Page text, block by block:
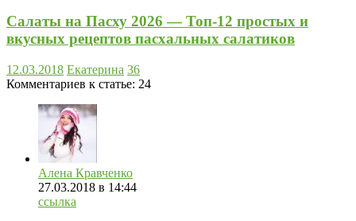
Салаты на Пасху 2026 — Топ-12 простых и
вкусных рецептов пасхальных салатиков
12.03.2018 Екатерина 36
Комментариев к статье: 24
Алена Кравченко
27.03.2018 в 14:44
ссылка